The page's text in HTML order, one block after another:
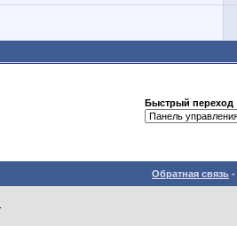
Быстрый переход
Обратная связь -